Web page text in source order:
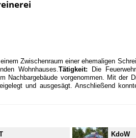
Zwischenraum einer ehemaligen
Wohnhauses. Tätigkeit: Die
Nachbargebäude vorgenommen. Mit der
und ausgesägt. Anschließend
KdoW